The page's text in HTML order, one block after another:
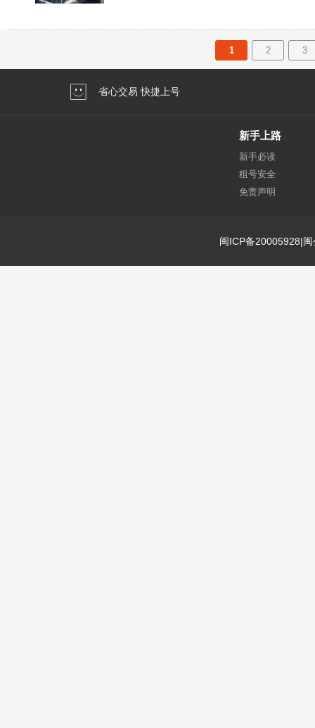
1 2 3
省心交易 快捷上号
新手上路
新手必读
租号安全
免责声明
闽ICP备20005928|